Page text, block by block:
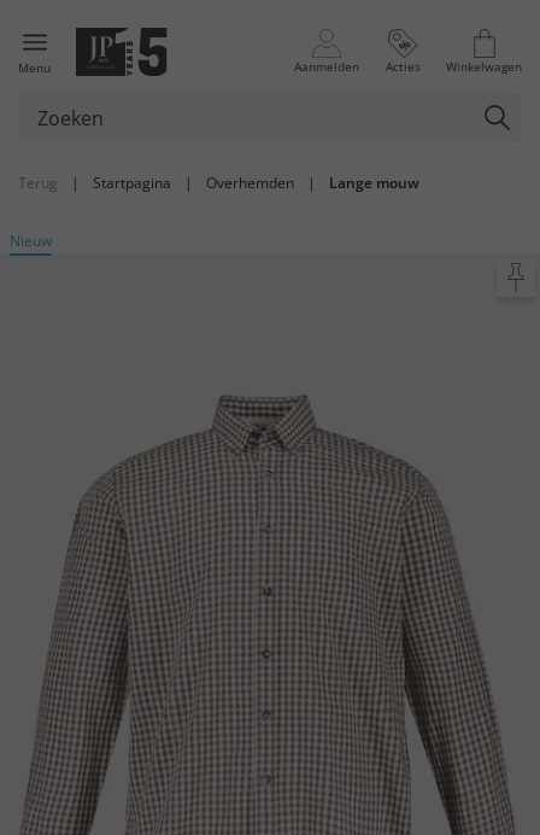
Menu Aanmelden Acties Winkelwagen
Terug | Startpagina | Overhemden | Lange mouw
Nieuw